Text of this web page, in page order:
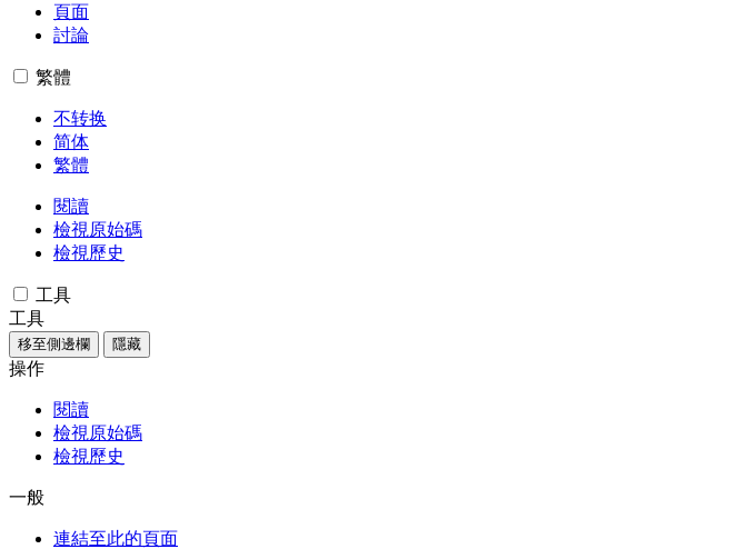
頁面
討論
繁體
不转换
简体
繁體
閱讀
檢視原始碼
檢視歷史
工具
工具
移至側邊欄 隱藏
操作
閱讀
檢視原始碼
檢視歷史
一般
連結至此的頁面